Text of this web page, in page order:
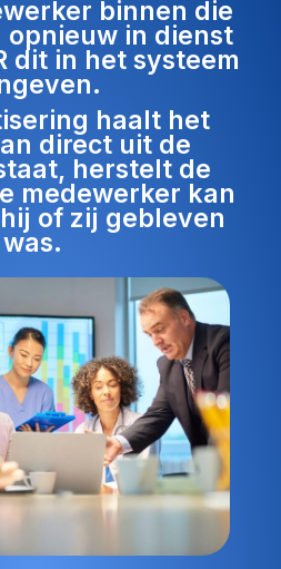
binnen die
opnieuw in dienst
dit in het systeem
haalt het
direct uit de
herstelt de
medewerker kan
of zij gebleven
was.